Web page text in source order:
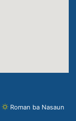
Roman ba Nasaun